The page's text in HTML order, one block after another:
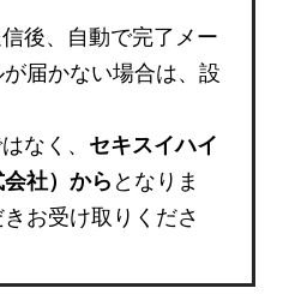
後、自動で完了メー
届かない場合は、設
なく、 セキスイハイ
社）から となりま
お受け取りくださ